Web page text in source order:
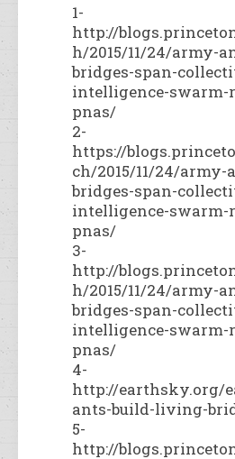
1-
http://
h/2015/11/24/army-
bridges-span-
intelligence-swarm-
pnas/
2-
https://
ch/2015/11/24/
bridges-span-
intelligence-swarm-
pnas/
3-
http://
h/2015/11/24/army-
bridges-span-
intelligence-swarm-
pnas/
4-
http://earthsky.org/
ants-build-living-
5-
http://